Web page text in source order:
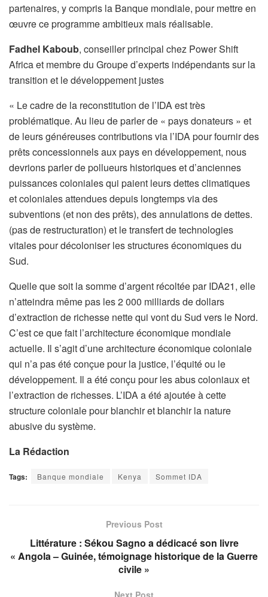
partenaires, y compris la Banque mondiale, pour mettre en
œuvre ce programme ambitieux mais réalisable.
Fadhel Kaboub, conseiller principal chez Power Shift
Africa et membre du Groupe d’experts indépendants sur la
transition et le développement justes
« Le cadre de la reconstitution de l’IDA est très
problématique. Au lieu de parler de « pays donateurs » et
de leurs généreuses contributions via l’IDA pour fournir des
prêts concessionnels aux pays en développement, nous
devrions parler de pollueurs historiques et d’anciennes
puissances coloniales qui paient leurs dettes climatiques
et coloniales attendues depuis longtemps via des
subventions (et non des prêts), des annulations de dettes.
(pas de restructuration) et le transfert de technologies
vitales pour décoloniser les structures économiques du
Sud.
Quelle que soit la somme d’argent récoltée par IDA21, elle
n’atteindra même pas les 2 000 milliards de dollars
d’extraction de richesse nette qui vont du Sud vers le Nord.
C’est ce que fait l’architecture économique mondiale
actuelle. Il s’agit d’une architecture économique coloniale
qui n’a pas été conçue pour la justice, l’équité ou le
développement. Il a été conçu pour les abus coloniaux et
l’extraction de richesses. L’IDA a été ajoutée à cette
structure coloniale pour blanchir et blanchir la nature
abusive du système.
La Rédaction
Tags: Banque mondiale Kenya Sommet IDA
Previous Post
Littérature : Sékou Sagno a dédicacé son livre
« Angola – Guinée, témoignage historique de la Guerre
civile »
Next Post